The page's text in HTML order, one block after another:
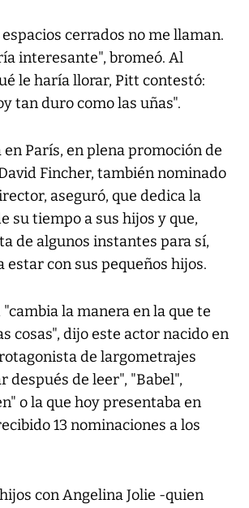
cerrados no me llaman.
interesante", bromeó. Al
le haría llorar, Pitt contestó:
tan duro como las uñas".
en París, en plena promoción de
Fincher, también nominado
aseguró, que dedica la
su tiempo a sus hijos y que,
de algunos instantes para sí,
estar con sus pequeños hijos.
la manera en la que te
cosas", dijo este actor nacido en
de largometrajes
después de leer", "Babel",
o la que hoy presentaba en
13 nominaciones a los
con Angelina Jolie -quien